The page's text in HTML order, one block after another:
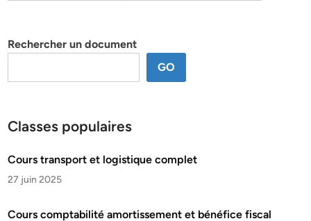
Rechercher un document
GO
Classes populaires
Cours transport et logistique complet
27 juin 2025
Cours comptabilité amortissement et bénéfice fiscal